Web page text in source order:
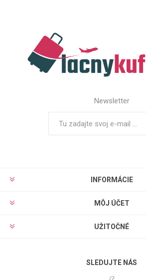
Newsletter
INFORMÁCIE
MÔJ ÚČET
UŽITOČNÉ
SLEDUJTE NÁS